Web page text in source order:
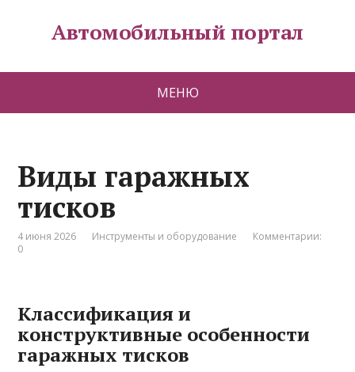
Автомобильный портал
МЕНЮ
Виды гаражных
тисков
4 июня 2026 Инструменты и оборудование
Комментарии:
0
Классификация и
конструктивные особенности
гаражных тисков